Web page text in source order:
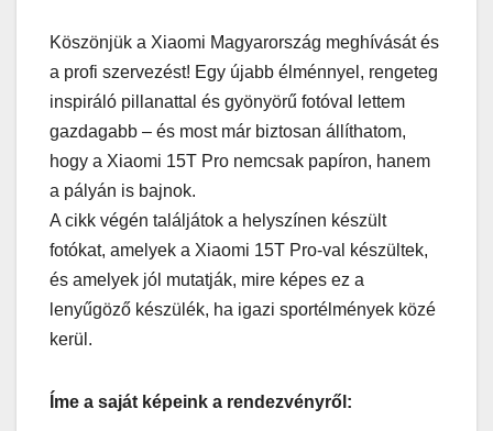
Köszönjük a Xiaomi Magyarország meghívását és
a profi szervezést! Egy újabb élménnyel, rengeteg
inspiráló pillanattal és gyönyörű fotóval lettem
gazdagabb – és most már biztosan állíthatom,
hogy a Xiaomi 15T Pro nemcsak papíron, hanem
a pályán is bajnok.
A cikk végén találjátok a helyszínen készült
fotókat, amelyek a Xiaomi 15T Pro-val készültek,
és amelyek jól mutatják, mire képes ez a
lenyűgöző készülék, ha igazi sportélmények közé
kerül.
Íme a saját képeink a rendezvényről: